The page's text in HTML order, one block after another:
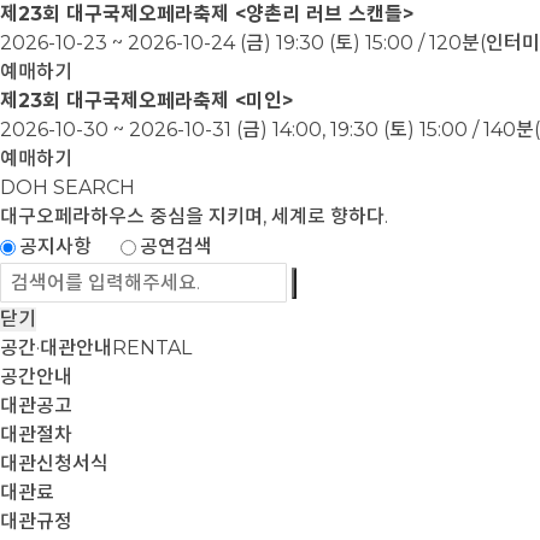
제23회 대구국제오페라축제 <양촌리 러브 스캔들>
2026-10-23 ~ 2026-10-24 (금) 19:30 (토) 15:00 / 120분(인터
예매하기
제23회 대구국제오페라축제 <미인>
2026-10-30 ~ 2026-10-31 (금) 14:00, 19:30 (토) 15:00 / 140분
예매하기
DOH SEARCH
대구오페라하우스 중심을 지키며, 세계로 향하다.
공지사항
공연검색
닫기
공간·대관안내 RENTAL
공간안내
대관공고
대관절차
대관신청서식
대관료
대관규정